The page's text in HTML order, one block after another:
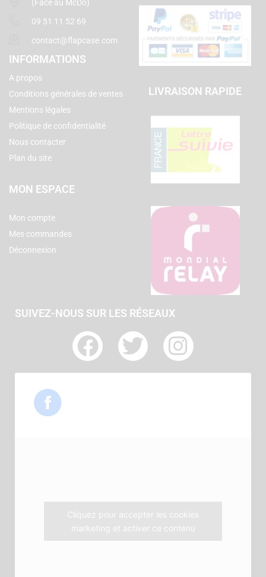
(Face au McDo)
09 51 11 52 69
contact@flapcase.com
INFORMATIONS
A propos
Conditions générales de ventes
Mentions légales
Politique de confidentialité
Nous contacter
Plan du site
MON ESPACE
Mon compte
Mes commandes
Déconnexion
LIVRAISON RAPIDE
SUIVEZ-NOUS SUR LES RÉSEAUX
F
a
T
w
I
n
m
Cliquez pour accepter les cookies
marketing et activer ce contenu